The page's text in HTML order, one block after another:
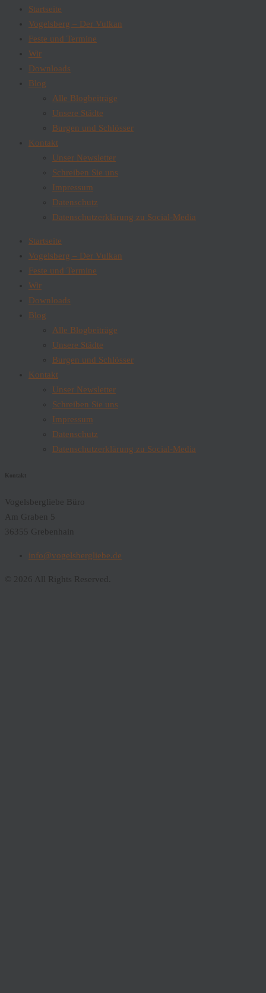
Startseite
Vogelsberg – Der Vulkan
Feste und Termine
Wir
Downloads
Blog
Alle Blogbeiträge
Unsere Städte
Burgen und Schlösser
Kontakt
Unser Newsletter
Schreiben Sie uns
Impressum
Datenschutz
Datenschutzerklärung zu Social-Media
Startseite
Vogelsberg – Der Vulkan
Feste und Termine
Wir
Downloads
Blog
Alle Blogbeiträge
Unsere Städte
Burgen und Schlösser
Kontakt
Unser Newsletter
Schreiben Sie uns
Impressum
Datenschutz
Datenschutzerklärung zu Social-Media
Kontakt
Vogelsbergliebe Büro
Am Graben 5
36355 Grebenhain
info@vogelsbergliebe.de
© 2026 All Rights Reserved.